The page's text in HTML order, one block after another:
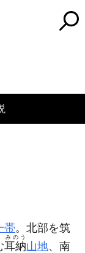
帯。北部を筑
耳納
みのう
山地、南